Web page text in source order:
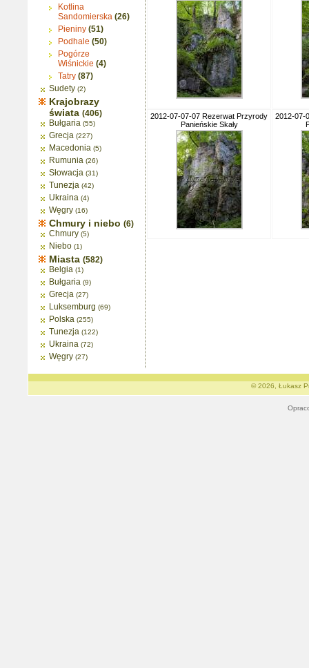
Kotlina
Sandomierska (26)
Pieniny (51)
Podhale (50)
Pogórze
Wiśnickie (4)
Tatry (87)
Sudety (2)
Krajobrazy
świata (406)
Bułgaria (55)
Grecja (227)
Macedonia (5)
Rumunia (26)
Słowacja (31)
Tunezja (42)
Ukraina (4)
Węgry (16)
Chmury i niebo (6)
Chmury (5)
Niebo (1)
Miasta (582)
Belgia (1)
Bułgaria (9)
Grecja (27)
Luksemburg (69)
Polska (255)
Tunezja (122)
Ukraina (72)
Węgry (27)
2012-07-07-07 Rezerwat Przyrody
Panieńskie Skały
2012-07-
© 2026, Łukasz